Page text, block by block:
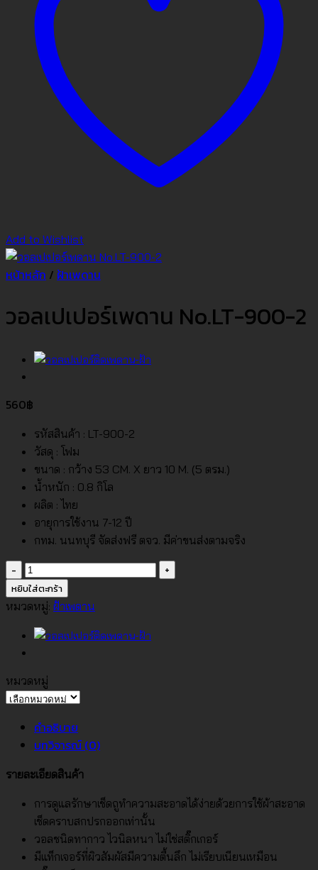
Add to Wishlist
หน้าหลัก / ฝ้าเพดาน
วอลเปเปอร์เพดาน No.LT-900-2
560฿
รหัสสินค้า : LT-900-2
วัสดุ : โฟม
ขนาด : กว้าง 53 CM. X ยาว 10 M. (5 ตรม.)
น้ำหนัก : 0.8 กิโล
ผลิต : ไทย
อายุการใช้งาน 7-12 ปี
กทม. นนทบุรี จัดส่งฟรี ตจว. มีค่าขนส่งตามจริง
จำนวน
วอลเปเปอร์
เพดาน
900-
2
ชิ้น
หยิบใส่ตะกร้า
หมวดหมู่: ฝ้าเพดาน
หมวดหมู่
หมวด
คำอธิบาย
บทวิจารณ์ (0)
รายละเอียดสินค้า
การดูแลรักษาเช็ดถูทำความสะอาดได้ง่ายด้วยการใช้ผ้าสะอาด
เช็ดคราบสกปรกออกเท่านั้น
วอลชนิดทากาว ไวนิลหนา ไม่ใช่สติ๊กเกอร์
มีแท็กเจอร์ที่ผิวสัมผัสมีความตื้นลึก ไม่เรียบเนียนเหมือน